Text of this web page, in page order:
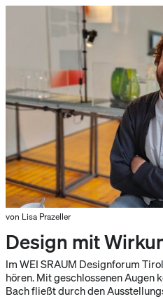
von Lisa Prazeller
Design mit
Im WEI SRAUM Designforum
hören. Mit geschlossenen Augen
Bach fließt durch den